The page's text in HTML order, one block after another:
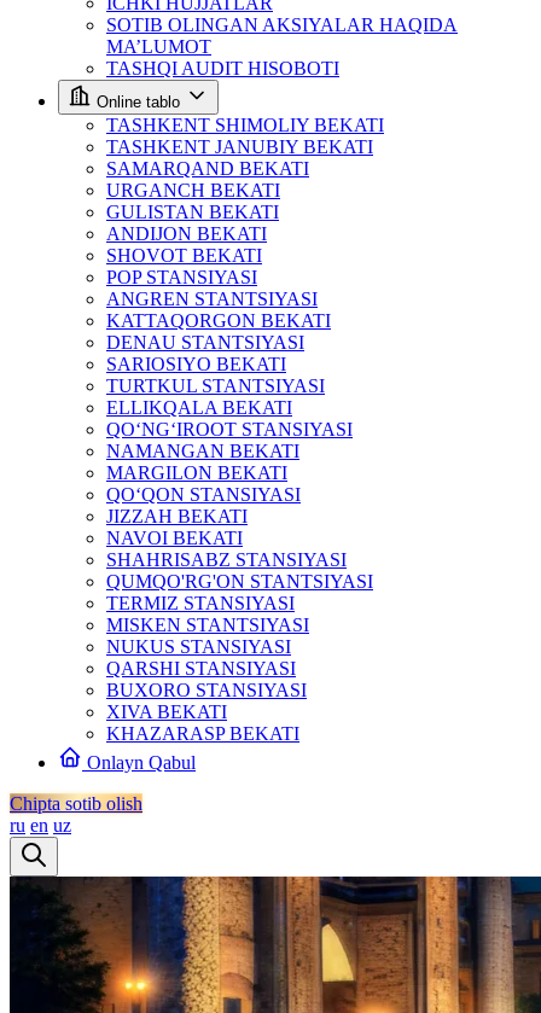
SOTIB OLINGAN AKSIYALAR HAQIDA
MA’LUMOT
TASHQI AUDIT HISOBOTI
Online tablo
TASHKENT SHIMOLIY BEKATI
TASHKENT JANUBIY BEKATI
SAMARQAND BEKATI
URGANCH BEKATI
GULISTAN BEKATI
ANDIJON BEKATI
SHOVOT BEKATI
POP STANSIYASI
ANGREN STANTSIYASI
KATTAQORGON BEKATI
DENAU STANTSIYASI
SARIOSIYO BEKATI
TURTKUL STANTSIYASI
ELLIKQALA BEKATI
QO‘NG‘IROOT STANSIYASI
NAMANGAN BEKATI
MARGILON BEKATI
QO‘QON STANSIYASI
JIZZAH BEKATI
NAVOI BEKATI
SHAHRISABZ STANSIYASI
QUMQO'RG'ON STANTSIYASI
TERMIZ STANSIYASI
MISKEN STANTSIYASI
NUKUS STANSIYASI
QARSHI STANSIYASI
BUXORO STANSIYASI
XIVA BEKATI
KHAZARASP BEKATI
Onlayn Qabul
Chipta sotib olish
ru en uz